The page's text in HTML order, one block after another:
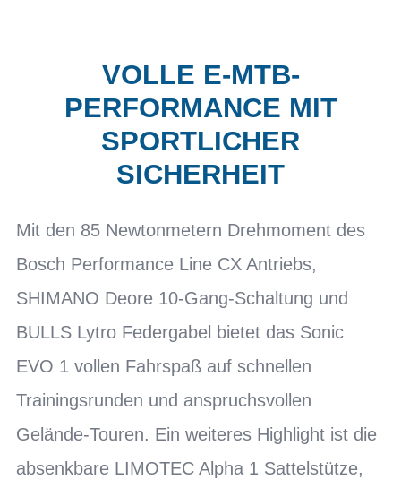
VOLLE E-MTB-
PERFORMANCE MIT
SPORTLICHER
SICHERHEIT
Mit den 85 Newtonmetern Drehmoment des
Bosch Performance Line CX Antriebs,
SHIMANO Deore 10-Gang-Schaltung und
BULLS Lytro Federgabel bietet das Sonic
EVO 1 vollen Fahrspaß auf schnellen
Trainingsrunden und anspruchsvollen
Gelände-Touren. Ein weiteres Highlight ist die
absenkbare LIMOTEC Alpha 1 Sattelstütze,